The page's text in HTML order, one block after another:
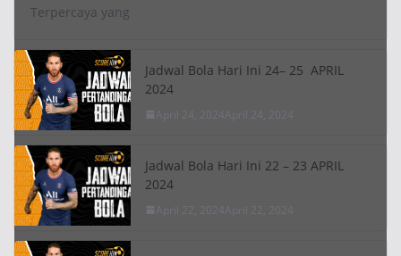
Terpercaya yang
Jadwal Bola Hari Ini 24– 25 APRIL
2024
April 24, 2024April 24, 2024
Jadwal Bola Hari Ini 22 – 23 APRIL
2024
April 22, 2024April 22, 2024